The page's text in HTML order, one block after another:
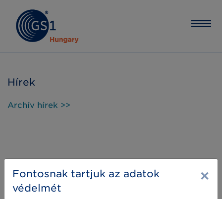
Hírek
Archív hírek >>
Fontosnak tartjuk az adatok
védelmét
×